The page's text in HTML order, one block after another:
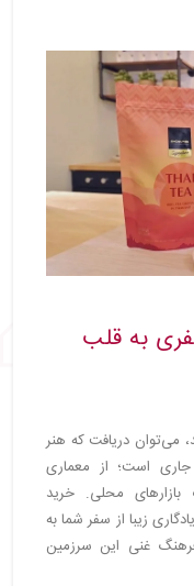
به قلب
می‌توان دریافت که هنر
است؛ از معماری
بازارهای محلی. خرید
زیبا از سفر شما به
غنی این سرزمین